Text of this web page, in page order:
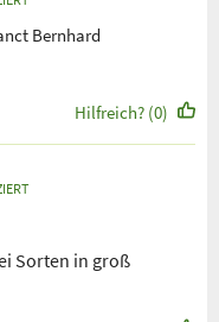
Bernhard
Hilfreich? (0)
Sorten in groß